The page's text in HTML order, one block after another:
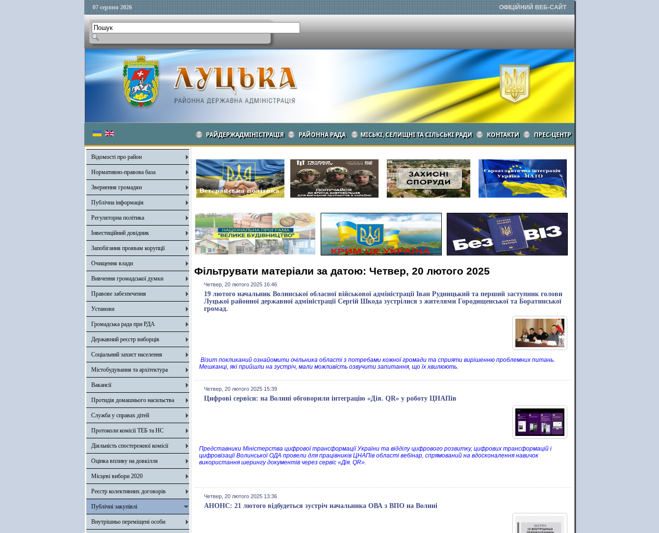
07 серпня 2026 ОФІЦІЙНИЙ ВЕБ-САЙТ
РАЙДЕРЖАДМІНІСТРАЦІЯ РАЙОННА РАДА МІСЬКІ, СЕЛИЩНІ ТА СІЛЬСЬКІ РАДИ КОНТАКТИ ПРЕС-ЦЕНТР
Відомості про район
Нормативно-правова база
Звернення громадян
Публічна інформація
Регуляторна політика
Інвестиційний довідник
Запобігання проявам корупції
Очищення влади
Вивчення громадської думки
Правове забезпечення
Установи
Громадська рада при РДА
Державний реєстр виборців
Соціальний захист населення
Містобудування та архітектура
Вакансії
Протидія домашнього насильства
Служба у справах дітей
Протоколи комісії ТЕБ та НС
Діяльність спостережної комісії
Оцінка впливу на довкілля
Місцеві вибори 2020
Реєстр колективних договорів
Публічні закупівлі
Внутрішньо переміщені особи
Фільтрувати матеріали за датою: Четвер, 20 лютого 2025
Четвер, 20 лютого 2025 16:46
19 лютого начальник Волинської обласної військової адміністрації Іван Рудницький та перший заступник голови
Луцької районної державної адміністрації Сергій Шкода зустрілися з жителями Городищенської та Боратинської
громад.
Візит покликаний ознайомити очільника області з потребами кожної громади та сприяти вирішенню проблемних питань.
Мешканці, які прийшли на зустріч, мали можливість озвучити запитання, що їх хвилюють.
Четвер, 20 лютого 2025 15:39
Цифрові сервіси: на Волині обговорили інтеграцію «Дія. QR» у роботу ЦНАПів
Представники Міністерства цифрової трансформації України та відділу цифрового розвитку, цифрових трансформацій і
цифровізації Волинської ОДА провели для працівників ЦНАПів області вебінар, спрямований на вдосконалення навичок
використання шерингу документів через сервіс «Дія. QR».
Четвер, 20 лютого 2025 13:36
АНОНС: 21 лютого відбудеться зустріч начальника ОВА з ВПО на Волині